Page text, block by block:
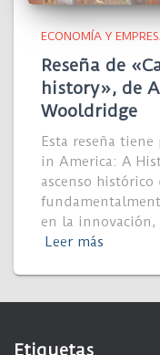
ECONOMÍA Y
Reseña de
history», de
Wooldridge
Esta reseña
in America: A
ascenso histórico
en la
Leer más
Etiquetas